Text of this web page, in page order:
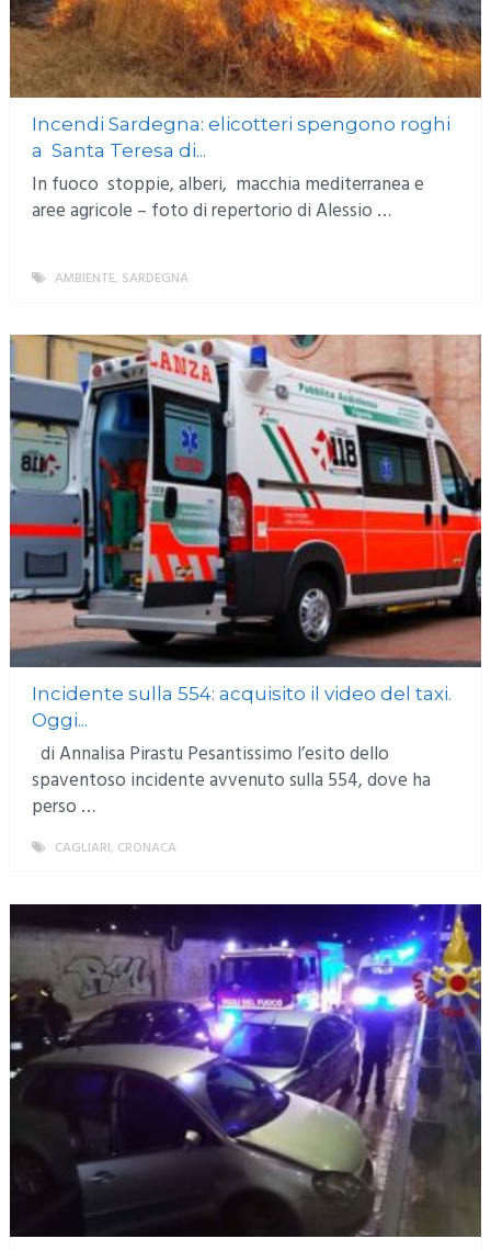
Incendi Sardegna: elicotteri spengono roghi
a Santa Teresa di...
In fuoco stoppie, alberi, macchia mediterranea e
aree agricole – foto di repertorio di Alessio …
AMBIENTE, SARDEGNA
Incidente sulla 554: acquisito il video del taxi.
Oggi...
di Annalisa Pirastu Pesantissimo l’esito dello
spaventoso incidente avvenuto sulla 554, dove ha
perso …
CAGLIARI, CRONACA